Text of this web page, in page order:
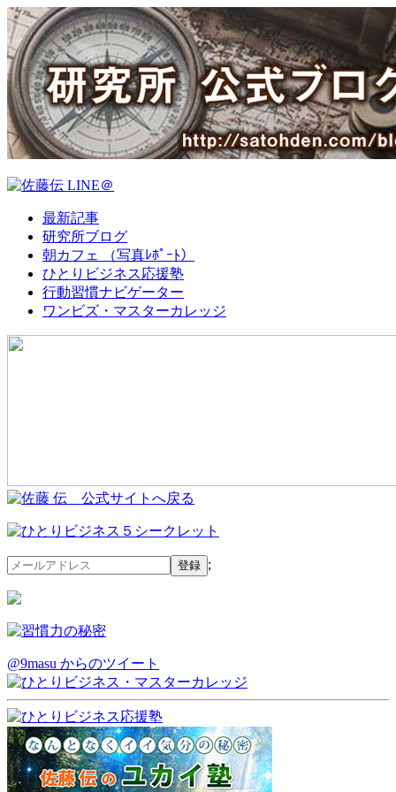
最新記事
研究所ブログ
朝カフェ （写真ﾚﾎﾟｰﾄ）
ひとりビジネス応援塾
行動習慣ナビゲーター
ワンビズ・マスターカレッジ
;
@9masu からのツイート